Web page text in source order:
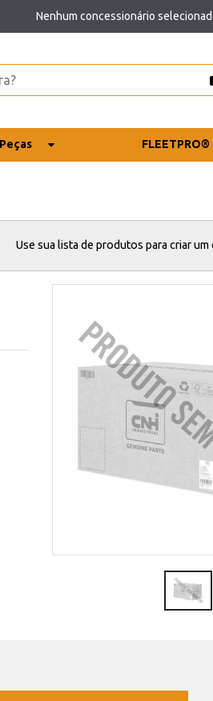
Nenhum concessionário
FLEETPRO®
Use sua lista de produtos para criar